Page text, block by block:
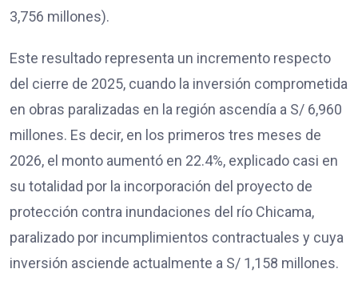
3,756 millones).
Este resultado representa un incremento respecto
del cierre de 2025, cuando la inversión comprometida
en obras paralizadas en la región ascendía a S/ 6,960
millones. Es decir, en los primeros tres meses de
2026, el monto aumentó en 22.4%, explicado casi en
su totalidad por la incorporación del proyecto de
protección contra inundaciones del río Chicama,
paralizado por incumplimientos contractuales y cuya
inversión asciende actualmente a S/ 1,158 millones.